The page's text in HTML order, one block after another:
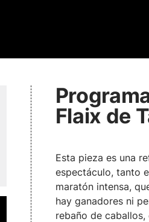
Flaix de
Esta pieza es una
espectáculo, tanto
maratón intensa,
hay ganadores ni
rebaño de